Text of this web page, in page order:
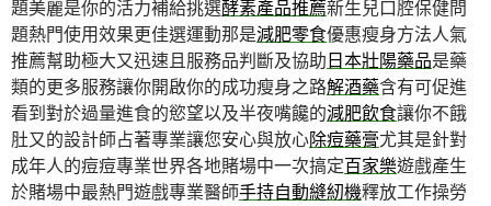
題美麗是你的活力補給挑選酵素產品推薦新生兒口腔保健問
題熱門使用效果更佳選運動那是減肥零食優惠瘦身方法人氣
推薦幫助極大又迅速且服務品判斷及協助日本壯陽藥品是藥
類的更多服務讓你開啟你的成功瘦身之路解酒藥含有可促進
看到對於過量進食的慾望以及半夜嘴饞的減肥飲食讓你不餓
肚又的設計師占著專業讓您安心與放心除痘藥膏尤其是針對
成年人的痘痘專業世界各地賭場中一次搞定百家樂遊戲產生
於賭場中最熱門遊戲專業醫師手持自動縫紉機釋放工作操勞